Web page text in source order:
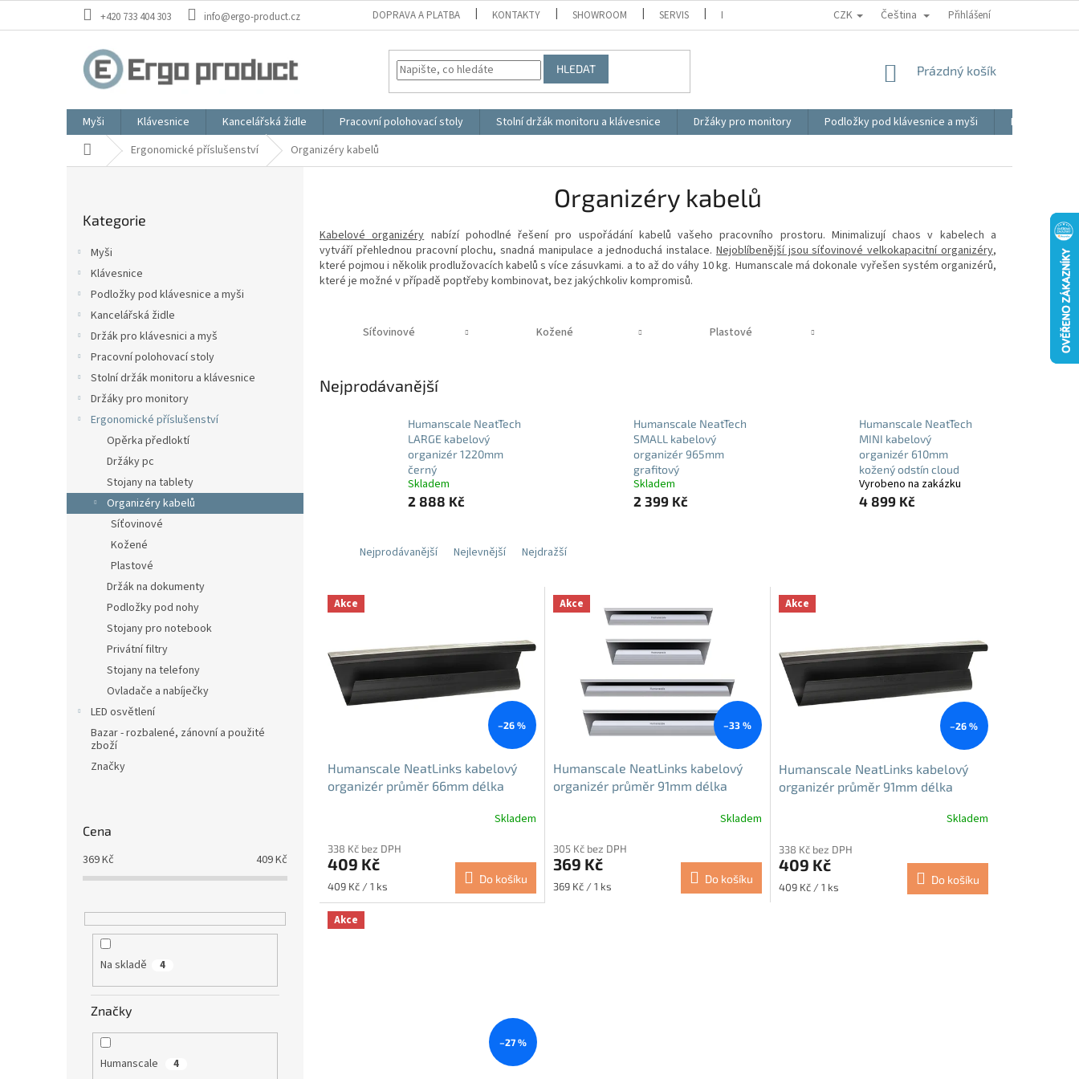
+420 733 404 303 info@ergo-product.cz DOPRAVA A PLATBA KONTAKTY SHOWROOM SERVIS REKLAMACE VIDEO MOJE OBJEDNÁVKA
CZK Čeština Přihlášení
HLEDAT
NÁKUPNÍ
Prázdný košík
Myši Klávesnice Kancelářská židle Pracovní polohovací stoly Stolní držák monitoru a klávesnice Držáky pro monitory Podložky pod klávesnice a myši
Ergonomické
Domů Ergonomické příslušenství Organizéry kabelů
kategorie
Kategorie
Myši
Klávesnice
Podložky pod klávesnice a myši
Kancelářská židle
Držák pro klávesnici a myš
Pracovní polohovací stoly
Stolní držák monitoru a klávesnice
Držáky pro monitory
Ergonomické příslušenství
Opěrka předloktí
Držáky pc
Stojany na tablety
Organizéry kabelů
Síťovinové
Kožené
Plastové
Držák na dokumenty
Podložky pod nohy
Stojany pro notebook
Privátní filtry
Stojany na telefony
Ovladače a nabíječky
LED osvětlení
Bazar - rozbalené, zánovní a použité
zboží
Značky
Cena
369Kč 409Kč
Na skladě 4
Značky
Humanscale 4
Organizéry kabelů
Kabelové organizérynabízí pohodlné řešení pro uspořádání kabelů vašeho pracovního prostoru. Minimalizují chaos v kabelech a
vytváří přehlednou pracovní plochu, snadná manipulace a jednoduchá instalace. Nejoblíbenější jsou síťovinové velkokapacitní organizéry,
které pojmou i několik prodlužovacích kabelů s více zásuvkami. a to až do váhy 10 kg. Humanscale má dokonale vyřešen systém organizérů,
které je možné v případě poptřeby kombinovat, bez jakýchkoliv kompromisů.
Síťovinové Kožené Plastové
Nejprodávanější
Humanscale NeatTech
LARGE kabelový
organizér 1220mm
černý
Skladem
2 888 Kč
Humanscale NeatTech
SMALL kabelový
organizér 965mm
grafitový
Skladem
2 399 Kč
Humanscale NeatTech
MINI kabelový
organizér 610mm
kožený odstín cloud
Vyrobeno na zakázku
4 899 Kč
Nejprodávanější Nejlevnější Nejdražší
V Akce
–26 %
Humanscale NeatLinks kabelový
organizér průměr 66mm délka
Skladem
338 Kč bez DPH
409 Kč
Měrná
cena:
409 Kč / 1 ks
Do košíku
Akce
–33 %
Humanscale NeatLinks kabelový
organizér průměr 91mm délka
Skladem
305 Kč bez DPH
369 Kč
Měrná
369 Kč / 1 ks
Do košíku
Akce
–26 %
Humanscale NeatLinks kabelový
organizér průměr 91mm délka
Skladem
338 Kč bez DPH
409 Kč
Měrná
409 Kč / 1 ks
Do košíku
Akce
–27 %